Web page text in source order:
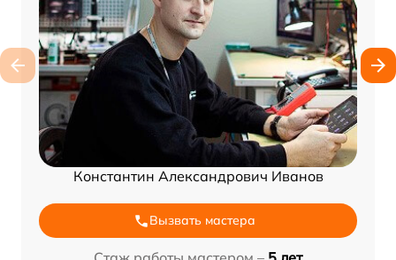
Константин Александрович Иванов
Вызвать мастера